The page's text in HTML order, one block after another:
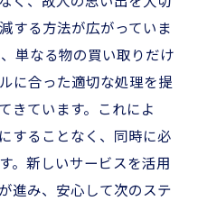
する方法が広がっていま
単なる物の買い取りだけ
に合った適切な処理を提
きています。これによ
することなく、同時に必
。新しいサービスを活用
進み、安心して次のステ